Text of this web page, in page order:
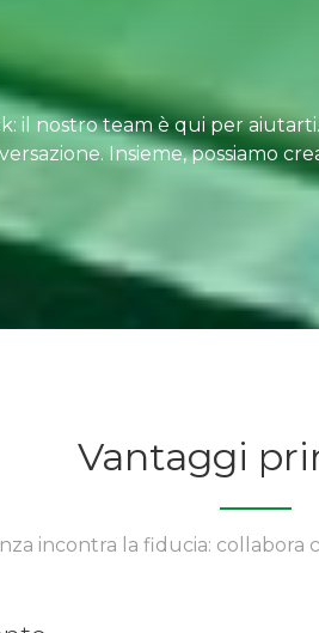
il nostro team è qui per
Insieme, possiamo
Vantaggi
incontra la fiducia: collabora